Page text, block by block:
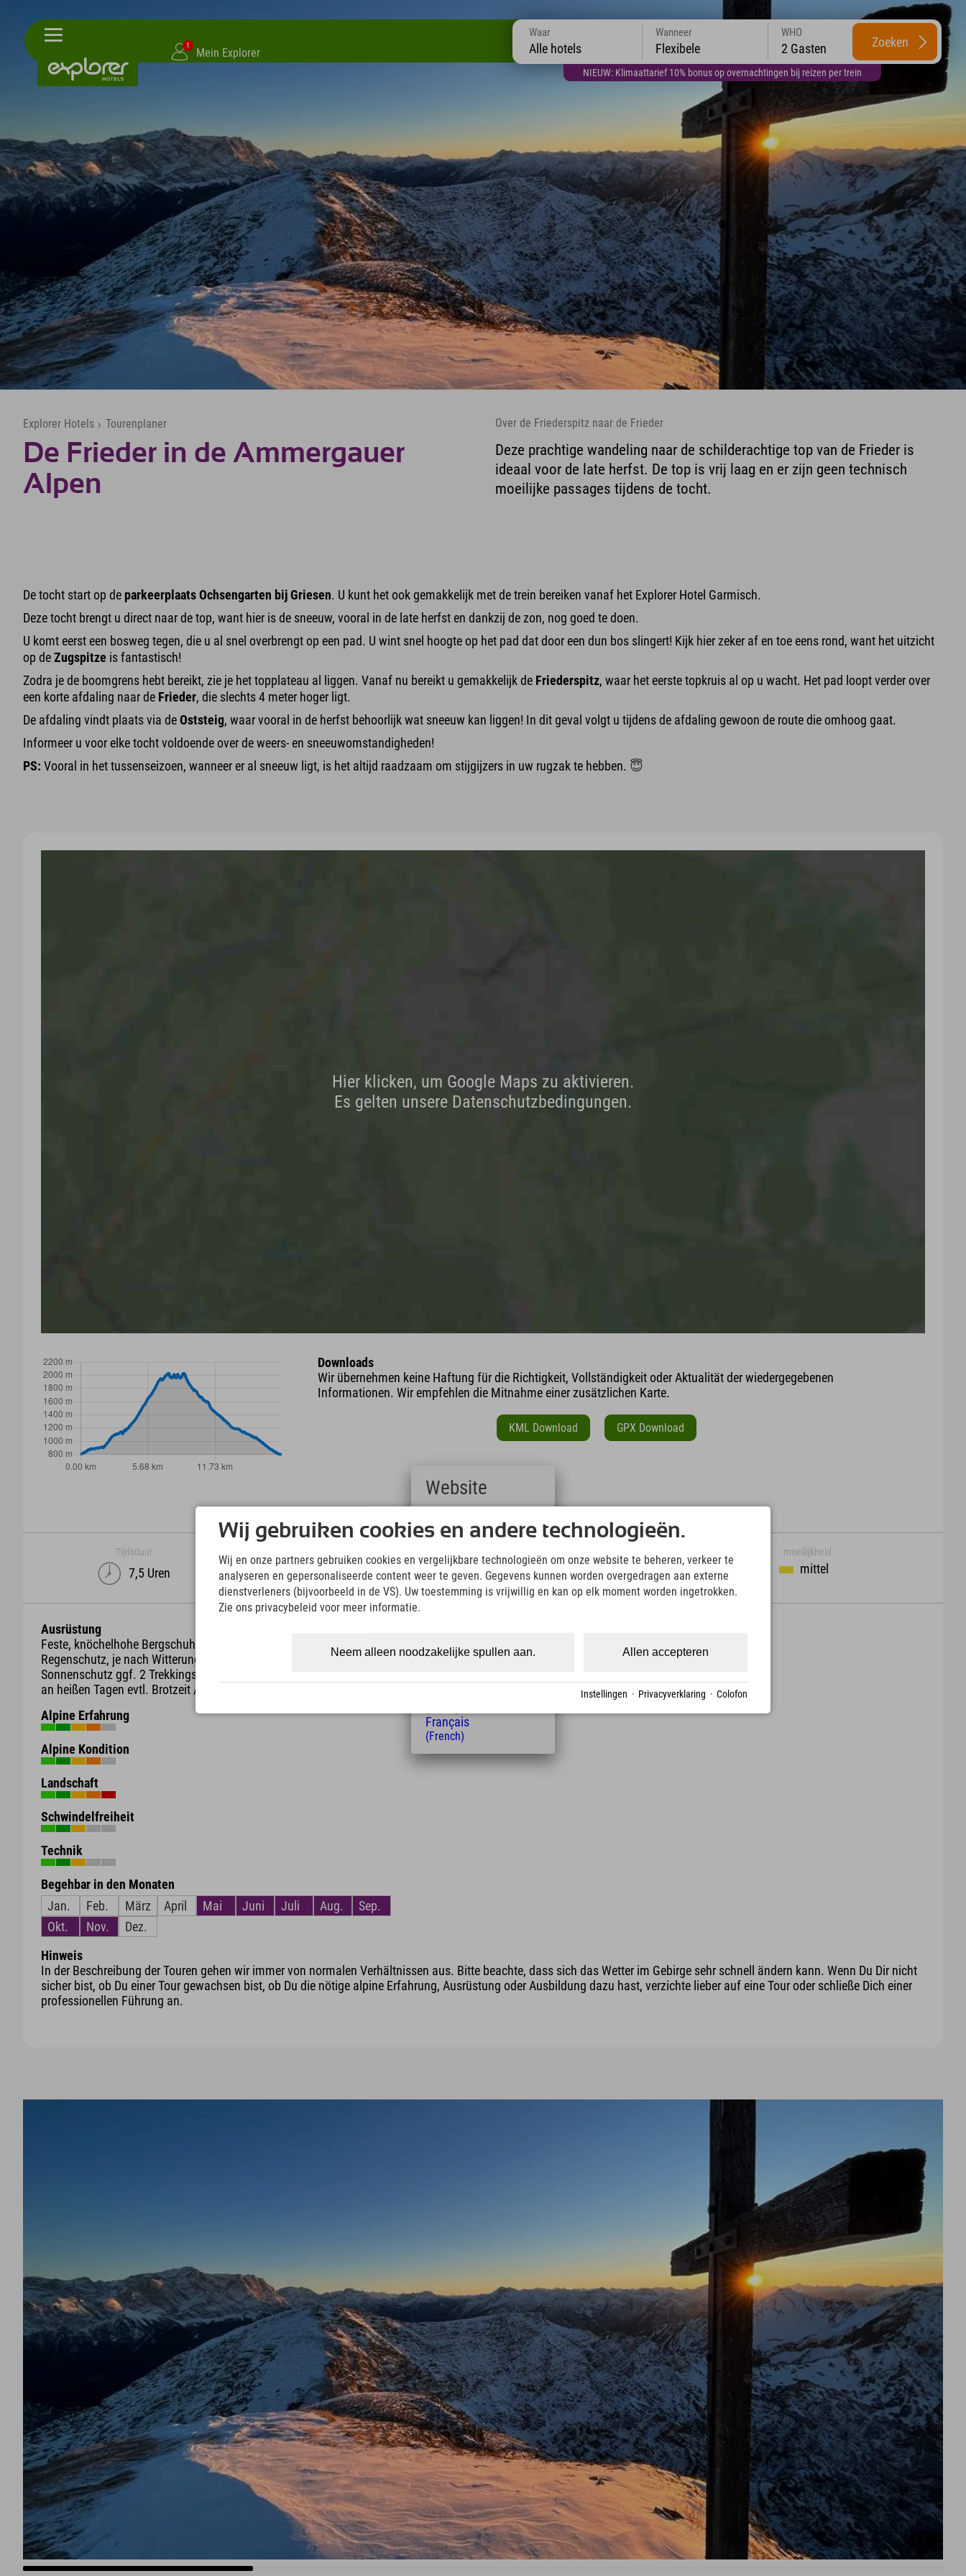
1
Mein Explorer
NIEUW: Klimaattarief 10% bonus op overnachtingen bij reizen per trein
Waar
Alle hotels
Wanneer
Flexibele
WHO
2 Gasten Zoeken
Explorer Hotels › Tourenplaner
De Frieder in de Ammergauer
Alpen
Over de Friederspitz naar de Frieder
Deze prachtige wandeling naar de schilderachtige top van de Frieder is
ideaal voor de late herfst. De top is vrij laag en er zijn geen technisch
moeilijke passages tijdens de tocht.
De tocht start op de parkeerplaats Ochsengarten bij Griesen. U kunt het ook gemakkelijk met de trein bereiken vanaf het Explorer Hotel Garmisch.
Deze tocht brengt u direct naar de top, want hier is de sneeuw, vooral in de late herfst en dankzij de zon, nog goed te doen.
U komt eerst een bosweg tegen, die u al snel overbrengt op een pad. U wint snel hoogte op het pad dat door een dun bos slingert! Kijk hier zeker af en toe eens rond, want het uitzicht
op deZugspitze is fantastisch!
Zodra je de boomgrens hebt bereikt, zie je het topplateau al liggen. Vanaf nu bereikt u gemakkelijk de Friederspitz, waar het eerste topkruis al op u wacht. Het pad loopt verder over
een korte afdaling naar de Frieder, die slechts 4 meter hoger ligt.
De afdaling vindt plaats via deOststeig, waar vooral in de herfst behoorlijk wat sneeuw kan liggen! In dit geval volgt u tijdens de afdaling gewoon de route die omhoog gaat.
Informeer u voor elke tocht voldoende over de weers- en sneeuwomstandigheden!
PS: Vooral in het tussenseizoen, wanneer er al sneeuw ligt, is het altijd raadzaam om stijgijzers in uw rugzak te hebben. 😇
Hier klicken, um Google Maps zu aktivieren.
Es gelten unsere Datenschutzbedingungen.
Downloads
Wir übernehmen keine Haftung für die Richtigkeit, Vollständigkeit oder Aktualität der wiedergegebenen
Informationen. Wir empfehlen die Mitnahme einer zusätzlichen Karte.
KML Download GPX Download
Tijdsduur
7,5 Uren 18,4 km 1400 m
moeilijkheid
mittel
Ausrüstung
Feste, knöchelhohe Bergschuhe mit guter Profilsohle Rucksack
Regenschutz, je nach Witterung evtl. wärmende Kleidung oder
Sonnenschutz ggf. 2 Trekkingstöcke ausreichend Getränke vor allem
an heißen Tagen evtl. Brotzeit / Süßigkeiten zur Stärkung
Alpine Erfahrung
Alpine Kondition
Landschaft
Schwindelfreiheit
Technik
Begehbar in den Monaten
Jan.
Feb. März April Mai Juni Juli Aug.
Sep.
Okt.
Nov. Dez.
Forstweg, Pfad
Hinweis
In der Beschreibung der Touren gehen wir immer von normalen Verhältnissen aus. Bitte beachte, dass sich das Wetter im Gebirge sehr schnell ändern kann. Wenn Du Dir nicht
sicher bist, ob Du einer Tour gewachsen bist, ob Du die nötige alpine Erfahrung, Ausrüstung oder Ausbildung dazu hast, verzichte lieber auf eine Tour oder schließe Dich einer
professionellen Führung an.
Wij gebruiken cookies en andere technologieën.
Wij en onze partners gebruiken cookies en vergelijkbare technologieën om onze website te beheren, verkeer te
analyseren en gepersonaliseerde content weer te geven. Gegevens kunnen worden overgedragen aan externe
dienstverleners (bijvoorbeeld in de VS). Uw toestemming is vrijwillig en kan op elk moment worden ingetrokken.
Zie ons privacybeleid voor meer informatie.
Allen accepteren
Neem alleen noodzakelijke spullen aan.
Instellingen · Privacyverklaring · Colofon
Website
(German)
(English)
Italiano
(Italian)
(Polish)
(Hungarian)
Français
(French)